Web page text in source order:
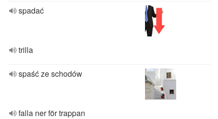
spadać
trilla
spaść ze schodów
falla ner för trappan